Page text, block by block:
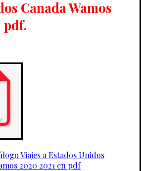
Canada Wamos
pdf.
Viajes a Estados Unidos
2020 2021 en pdf